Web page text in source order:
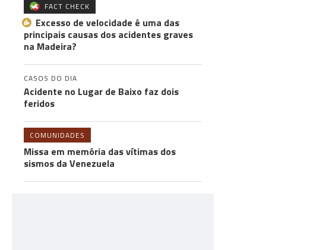
FACT CHECK
Excesso de velocidade é uma das
principais causas dos acidentes graves
na Madeira?
CASOS DO DIA
Acidente no Lugar de Baixo faz dois
feridos
COMUNIDADES
Missa em memória das vítimas dos
sismos da Venezuela